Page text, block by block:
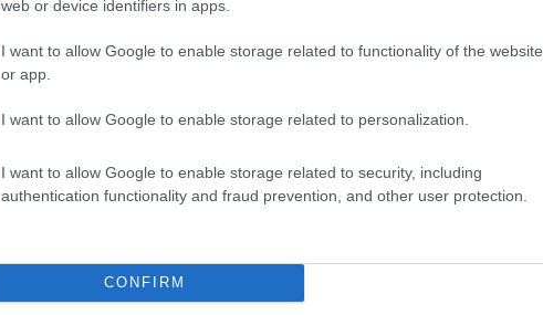
web or device identifiers in apps.
I want to allow Google to enable storage related to functionality of the website
or app.
I want to allow Google to enable storage related to personalization.
I want to allow Google to enable storage related to security, including
authentication functionality and fraud prevention, and other user protection.
CONFIRM